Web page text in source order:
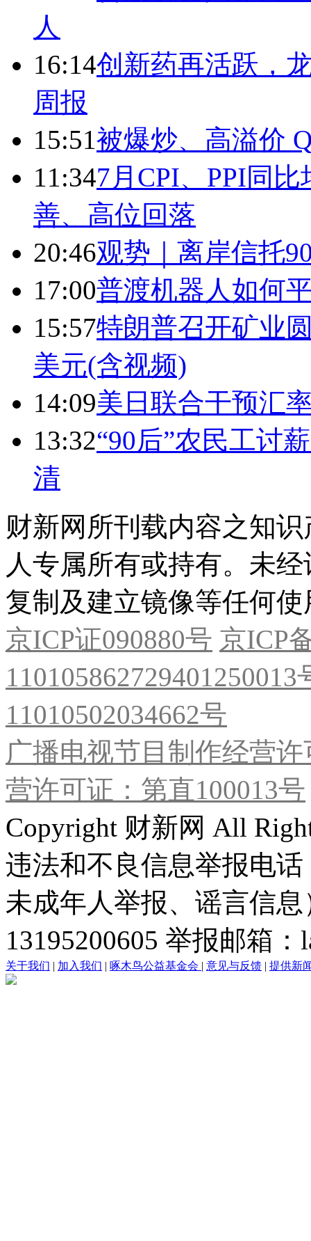
人
16:14创新药再活跃，
周报
15:51被爆炒、高溢价
11:347月CPI、PPI同
善、高位回落
20:46观势｜离岸信托
17:00普渡机器人如何
15:57特朗普召开矿业
美元(含视频)
14:09美日联合干预汇
13:32“90后”农民工讨
清
财新网所刊载内容之知
人专属所有或持有。未
复制及建立镜像等任何使
京ICP证090880号 京ICP
11010502034662号
广播电视节目制作经营
营许可证：第直100013号
Copyright 财新网 All
违法和不良信息举报电
未成年人举报、谣言信
13195200605 举报邮箱
关于我们 | 加入我们 | 啄木鸟公益基金会 | 意见与反馈 | 提供新